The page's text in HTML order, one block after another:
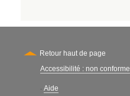
Retour haut de page
Secondary
Accessibilité : non conforme
- Aide